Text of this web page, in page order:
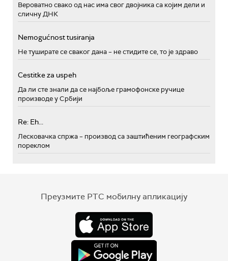
Вероватно свако од нас има свог двојника са којим дели и
сличну ДНК
Nemogućnost tusiranja
Не туширате се сваког дана – не стидите се, то је здраво
Cestitke za uspeh
Да ли сте знали да се најбоље грамофонске ручице
производе у Србији
Re: Eh...
Лесковачка спржа – производ са заштићеним географским
пореклом
Преузмите РТС мобилну апликацију